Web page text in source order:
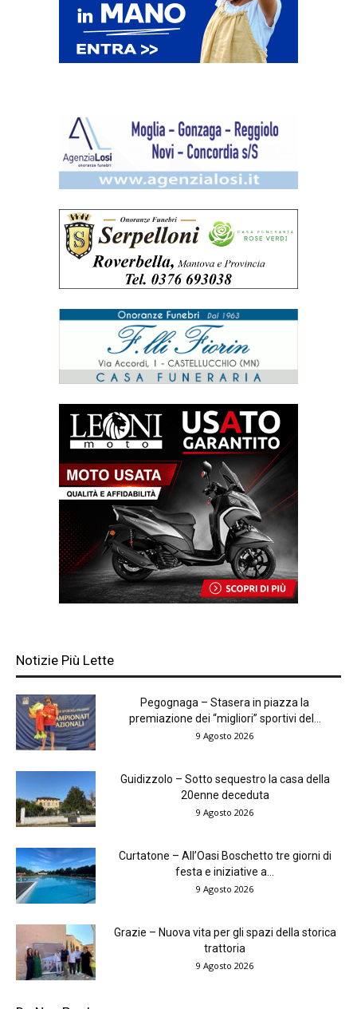
Notizie Più Lette
Pegognaga – Stasera in piazza la
premiazione dei “migliori” sportivi del...
9 Agosto 2026
Guidizzolo – Sotto sequestro la casa della
20enne deceduta
9 Agosto 2026
Curtatone – All’Oasi Boschetto tre giorni di
festa e iniziative a...
9 Agosto 2026
Grazie – Nuova vita per gli spazi della storica
trattoria
9 Agosto 2026